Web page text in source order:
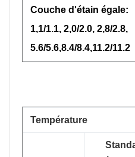
Couche d'étain égale:
1,1/1.1, 2,0/2.0, 2,8/2.8,
5.6/5.6,8.4/8.4,11.2/11.2
Température